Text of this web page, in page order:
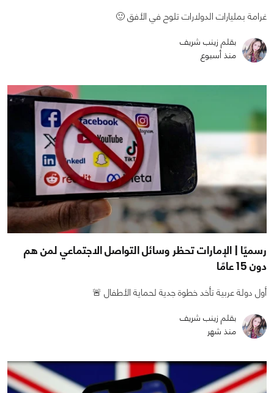
غرامة بمليارات الدولارات تلوح في الأفق 🙂
بقلم زينب شريف
منذ أسبوع
رسميًا | الإمارات تحظر وسائل التواصل الاجتماعي لمن هم
دون 15 عامًا
أول دولة عربية تأخد خطوة جدية لحماية الأطفال 🚨
بقلم زينب شريف
منذ شهر